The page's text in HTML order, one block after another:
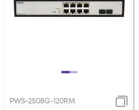
PWS-2S08G-120RM